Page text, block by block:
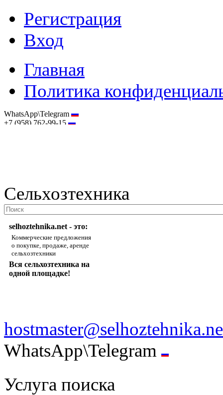
Регистрация
Вход
Главная
Политика
WhatsApp\Telegram
+7 (958) 762-99-15
Сельхозтехника
selhoztehnika.net - это:
Коммерческие предложения
о покупке, продаже, аренде
сельхозтехники
Вся сельхозтехника на
одной площадке!
WhatsApp\Telegram
Услуга поиска